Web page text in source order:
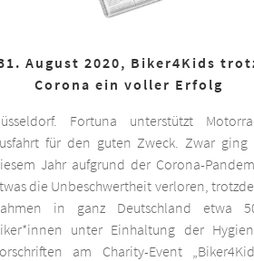
August 2020, Biker4Kids
Corona ein voller Erfolg
Fortuna unterstützt
für den guten Zweck. Zwar ging
Jahr aufgrund der Corona-
die Unbeschwertheit verloren,
in ganz Deutschland etwa
unter Einhaltung der
am Charity-Event